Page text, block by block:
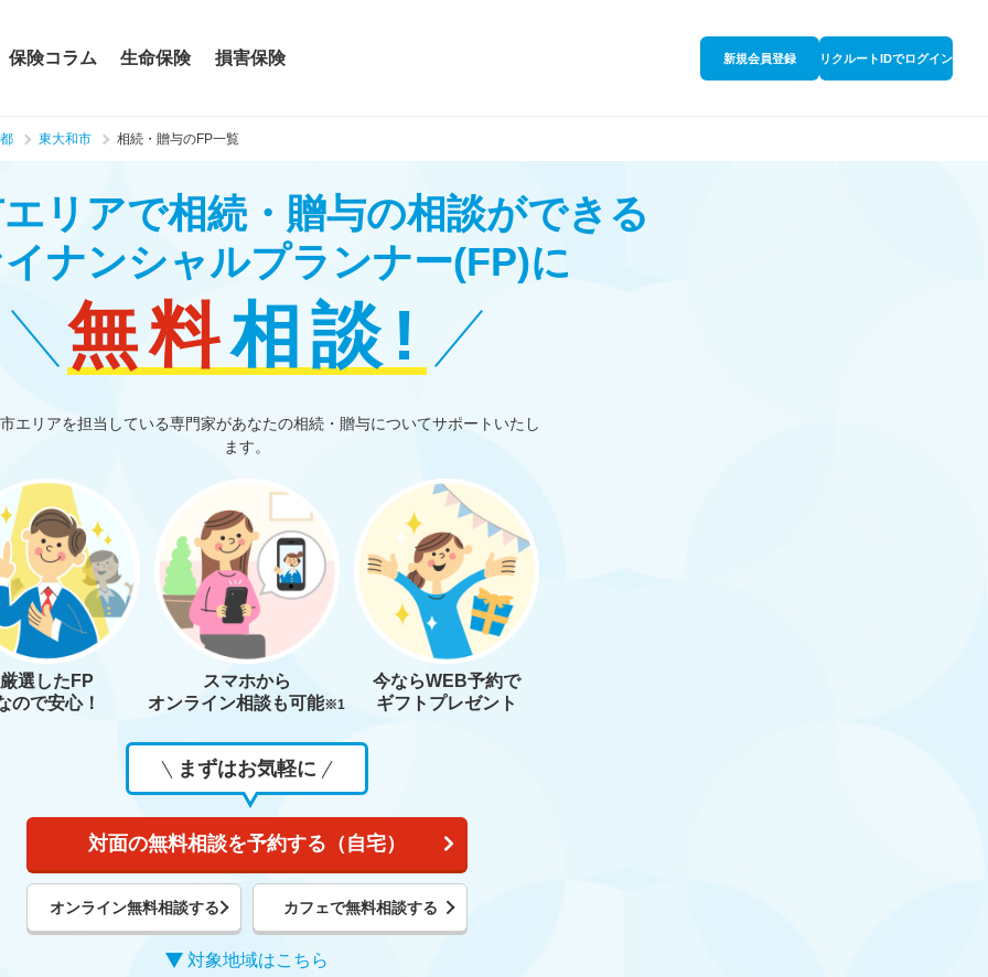
保険コラム 生命保険 損害保険 新規会員登録 リクルートIDでログイン
東大和市 相続・贈与のFP一覧
リアで相続・贈与の相談ができる
ナンシャルプランナー(FP)に
無料相談!
エリアを担当している専門家があなたの相続・贈与についてサポートいたし
ます。
厳選したFP
ので安心！
スマホから
オンライン相談も可能※1
今ならWEB予約で
ギフトプレゼント
まずはお気軽に
対面の無料相談を予約する（自宅）
オンライン無料相談する カフェで無料相談する
対象地域はこちら